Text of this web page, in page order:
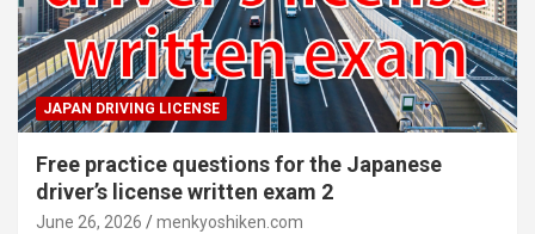
JAPAN DRIVING LICENSE
Free practice questions for the Japanese
driver’s license written exam 2
June 26, 2026 menkyoshiken.com